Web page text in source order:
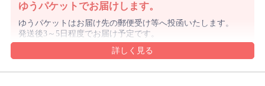
ゆうパケットでお届けします。
ゆうパケットはお届け先の郵便受け等へ投函いたします。
発送後3～5日程度でお届け予定です。
沖縄県や離島は1週間前後でのお届け予定となります。
沖縄県はレターパックでお届けする場合もございます。
ゆうパケットの規定のサイズを超える購入数の場合や代金